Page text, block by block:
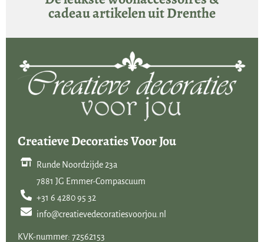
cadeau artikelen uit Drenthe
Creatieve Decoraties Voor Jou
Runde Noordzijde 23a
7881 JG Emmer-Compascuum
+31 6 4280 95 32
info@creatievedecoratiesvoorjou.nl
KVK-nummer: 72562153